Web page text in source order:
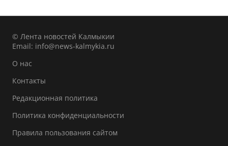
© Лента новостей Калмыкии
Email: info@news-kalmykia.ru
О нас
Контакты
Редакционная политика
Политика конфиденциальности
Правила пользования сайтом